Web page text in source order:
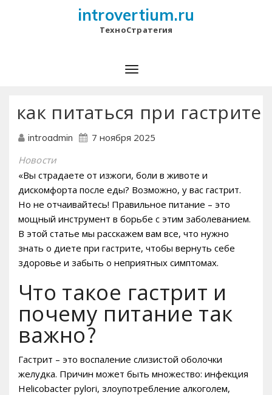
introvertium.ru
ТехноСтратегия
как питаться при гастрите
introadmin 7 ноября 2025
Новости
«Вы страдаете от изжоги, боли в животе и
дискомфорта после еды? Возможно, у вас гастрит.
Но не отчаивайтесь! Правильное питание – это
мощный инструмент в борьбе с этим заболеванием.
В этой статье мы расскажем вам все, что нужно
знать о диете при гастрите, чтобы вернуть себе
здоровье и забыть о неприятных симптомах.
Что такое гастрит и
почему питание так
важно?
Гастрит – это воспаление слизистой оболочки
желудка. Причин может быть множество: инфекция
Helicobacter pylori, злоупотребление алкоголем,